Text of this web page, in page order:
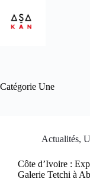
Catégorie Une
Actualités,
Côte d’Ivoire :
Galerie Tetchi à